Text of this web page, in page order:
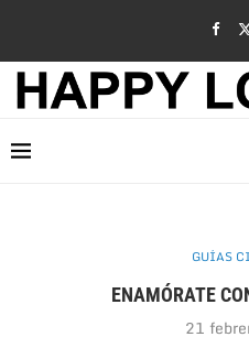
GUÍAS
ENAMÓRATE
21